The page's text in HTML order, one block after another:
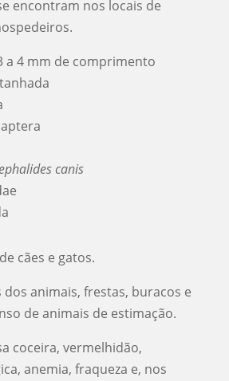
encontram nos locais de
a 4 mm de comprimento
canis
cães e gatos.
dos animais, frestas, buracos e
de animais de estimação.
coceira, vermelhidão,
anemia, fraqueza e, nos